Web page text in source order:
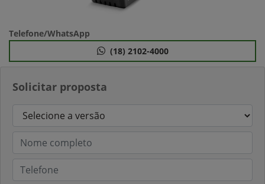
Solicitar proposta
Telefone/WhatsApp
(18) 2102-4000